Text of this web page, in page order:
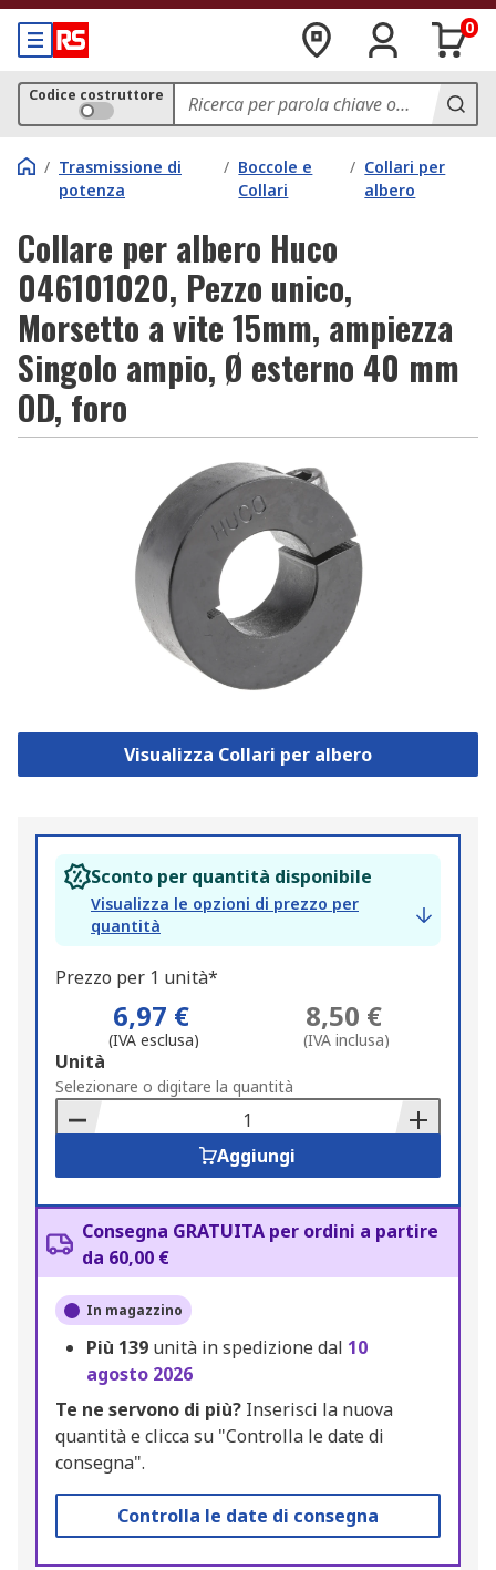
0
Codice costruttore
/ Trasmissione di
potenza
/ Boccole e
Collari
/ Collari per
albero
Collare per albero Huco
046101020, Pezzo unico,
Morsetto a vite 15mm, ampiezza
Singolo ampio, Ø esterno 40 mm
OD, foro
Visualizza Collari per albero
Sconto per quantità disponibile
Visualizza le opzioni di prezzo per
quantità
Prezzo per 1 unità*
6,97 €
(IVA esclusa)
8,50 €
(IVA inclusa)
Add
to
Basket
Unità
Selezionare o digitare la quantità
Aggiungi
Consegna GRATUITA per ordini a partire
da 60,00 €
In magazzino
Più 139 unità in spedizione dal 10
agosto 2026
Te ne servono di più? Inserisci la nuova
quantità e clicca su "Controlla le date di
consegna".
Controlla le date di consegna